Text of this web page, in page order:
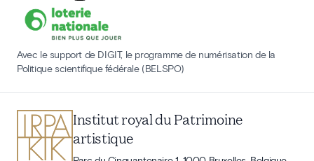
Avec le support de DIGIT, le programme de numérisation de la
Politique scientifique fédérale (BELSPO)
Institut royal du Patrimoine
artistique